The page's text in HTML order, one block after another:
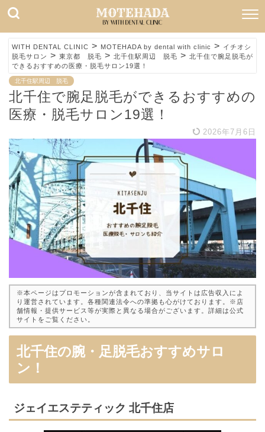
WITH DENTAL CLINIC > MOTEHADA by dental with clinic > イチオシ
脱毛サロン > 東京都 脱毛 > 北千住駅周辺 脱毛 > 北千住で腕足脱毛が
できるおすすめの医療・脱毛サロン19選！
北千住駅周辺 脱毛
北千住で腕足脱毛ができるおすすめの
医療・脱毛サロン19選！
2026年7月6日
※本ページはプロモーションが含まれており、当サイトは広告収入によ
り運営されています。各種関連法令への準拠も心がけております。※店
舗情報・提供サービス等が実際と異なる場合がございます。詳細は公式
サイトをご覧ください。
北千住の腕・足脱毛おすすめサロ
ン！
ジェイエステティック 北千住店